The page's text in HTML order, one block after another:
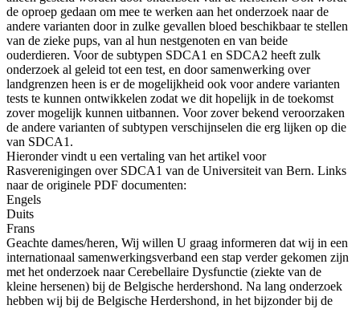
de oproep gedaan om mee te werken aan het onderzoek naar de
andere varianten door in zulke gevallen bloed beschikbaar te stellen
van de zieke pups, van al hun nestgenoten en van beide
ouderdieren. Voor de subtypen SDCA1 en SDCA2 heeft zulk
onderzoek al geleid tot een test, en door samenwerking over
landgrenzen heen is er de mogelijkheid ook voor andere varianten
tests te kunnen ontwikkelen zodat we dit hopelijk in de toekomst
zover mogelijk kunnen uitbannen. Voor zover bekend veroorzaken
de andere varianten of subtypen verschijnselen die erg lijken op die
van SDCA1.
Hieronder vindt u een vertaling van het artikel voor
Rasverenigingen over SDCA1 van de Universiteit van Bern. Links
naar de originele PDF documenten:
Engels
Duits
Frans
Geachte dames/heren, Wij willen U graag informeren dat wij in een
internationaal samenwerkingsverband een stap verder gekomen zijn
met het onderzoek naar Cerebellaire Dysfunctie (ziekte van de
kleine hersenen) bij de Belgische herdershond. Na lang onderzoek
hebben wij bij de Belgische Herdershond, in het bijzonder bij de